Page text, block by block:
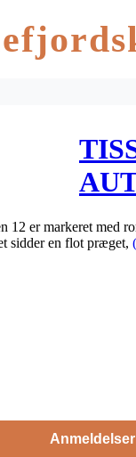
er markeret med
sidder en flot præget,
Anmeldelser